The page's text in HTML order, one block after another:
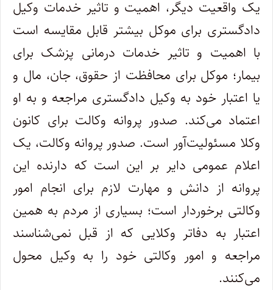
یک واقعیت دیگر، اهمیت و تاثیر خدمات وکیل
دادگستری برای موکل بیشتر قابل مقایسه است
با اهمیت و تاثیر خدمات درمانی پزشک برای
بیمار؛ موکل برای محافظت از حقوق، جان، مال و
یا اعتبار خود به وکیل دادگستری مراجعه و به او
اعتماد می‌کند. صدور پروانه وکالت برای کانون
وکلا مسئولیت‌آور است. صدور پروانه وکالت، یک
اعلام عمومی دایر بر این است که دارنده این
پروانه از دانش و مهارت لازم برای انجام امور
وکالتی برخوردار است؛ بسیاری از مردم به همین
اعتبار به دفاتر وکلایی که از قبل نمی‌شناسند
مراجعه و امور وکالتی خود را به وکیل محول
می‌کنند.